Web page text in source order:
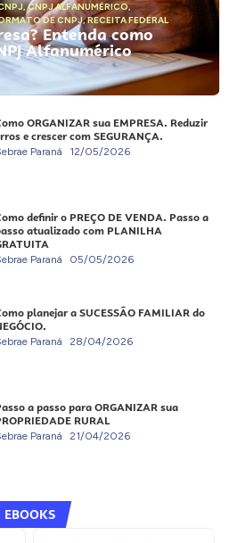
,CNPJ ALFANUMÉRICO,
DE CNPJ,RECEITA FEDERAL
Entenda como
Alfanumérico
ORGANIZAR sua EMPRESA. Reduzir
e crescer com SEGURANÇA.
Paraná 12/05/2026
definir o PREÇO DE VENDA. Passo a
atualizado com PLANILHA
Paraná 05/05/2026
planejar a SUCESSÃO FAMILIAR do
Paraná 28/04/2026
a passo para ORGANIZAR sua
RURAL
Paraná 21/04/2026
EBOOKS